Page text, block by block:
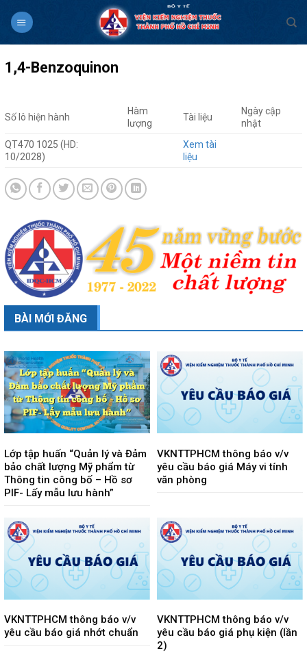
1,4-Benzoquinon
Số lô hiện hành
Hàm
lượng
Tài liệu
Ngày cập
nhật
QT470 1025 (HD:
10/2028)
Xem tài
liệu
BÀI MỚI ĐĂNG
Lớp tập huấn “Quản lý và Đảm
bảo chất lượng Mỹ phẩm từ
Thông tin công bố – Hồ sơ
PIF- Lấy mẫu lưu hành”
VKNTTPHCM thông báo v/v
yêu cầu báo giá Máy vi tính
văn phòng
VKNTTPHCM thông báo v/v
yêu cầu báo giá nhớt chuẩn
VKNTTPHCM thông báo v/v
yêu cầu báo giá phụ kiện (lần
2)